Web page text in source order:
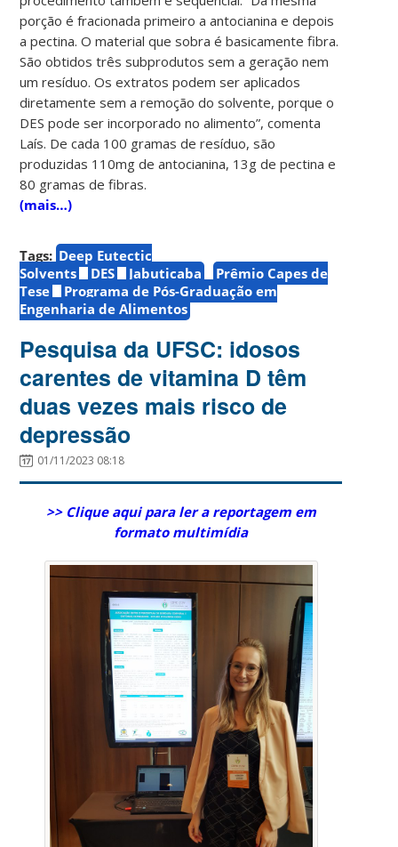
porção é fracionada primeiro a antocianina e depois
a pectina. O material que sobra é basicamente fibra.
São obtidos três subprodutos sem a geração nem
um resíduo. Os extratos podem ser aplicados
diretamente sem a remoção do solvente, porque o
DES pode ser incorporado no alimento”, comenta
Laís. De cada 100 gramas de resíduo, são
produzidas 110mg de antocianina, 13g de pectina e
80 gramas de fibras.
(mais…)
Tags: Deep Eutectic
Solvents
DES Jabuticaba
Prêmio Capes de
Tese
Programa de Pós-Graduação em
Engenharia de Alimentos
Pesquisa da UFSC: idosos
carentes de vitamina D têm
duas vezes mais risco de
depressão
01/11/2023 08:18
>> Clique aqui para ler a reportagem em
formato multimídia